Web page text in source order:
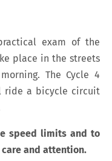
exam of the
place in the streets
The Cycle 4
ride a bicycle circuit
speed limits and to
and attention.